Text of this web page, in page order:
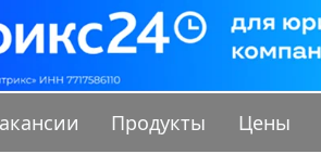
Продукты Цены